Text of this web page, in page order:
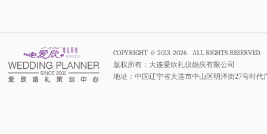
COPYRIGHT © 2013-2026 ALL RIGHTS RESERVED
版权所有：大连爱欣礼仪婚庆有限公司
地址：中国辽宁省大连市中山区明泽街27号时代